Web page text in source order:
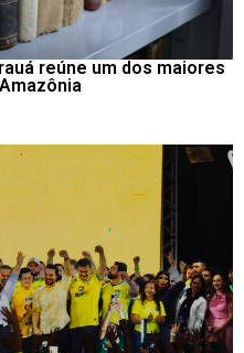
reúne um dos maiores